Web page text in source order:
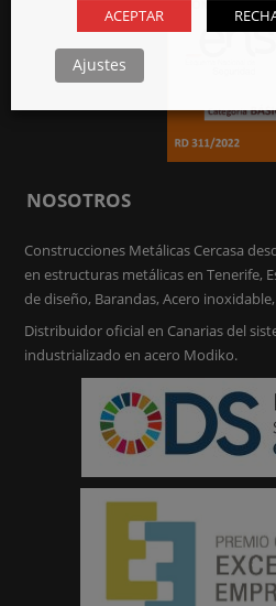
NOSOTROS
Construcciones Metálicas Cercasa
en estructuras metálicas en Tenerife,
de diseño, Barandas, Acero
Distribuidor oficial en Canarias del
industrializado en acero Modiko.
ACEPTAR
Ajustes